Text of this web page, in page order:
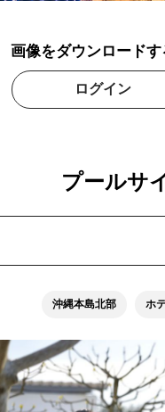
画像をダウンロードす
ログイン
プールサ
沖縄本島北部 ホ